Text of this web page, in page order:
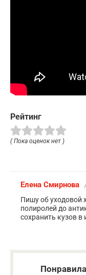
Рейтинг
( Пока оценок нет )
Елена Смирнова
Пишу об уходовой
полиролей до
сохранить кузов в